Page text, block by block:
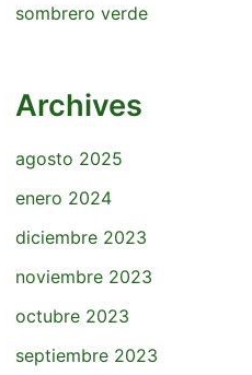
sombrero verde
Archives
agosto 2025
enero 2024
diciembre 2023
noviembre 2023
octubre 2023
septiembre 2023